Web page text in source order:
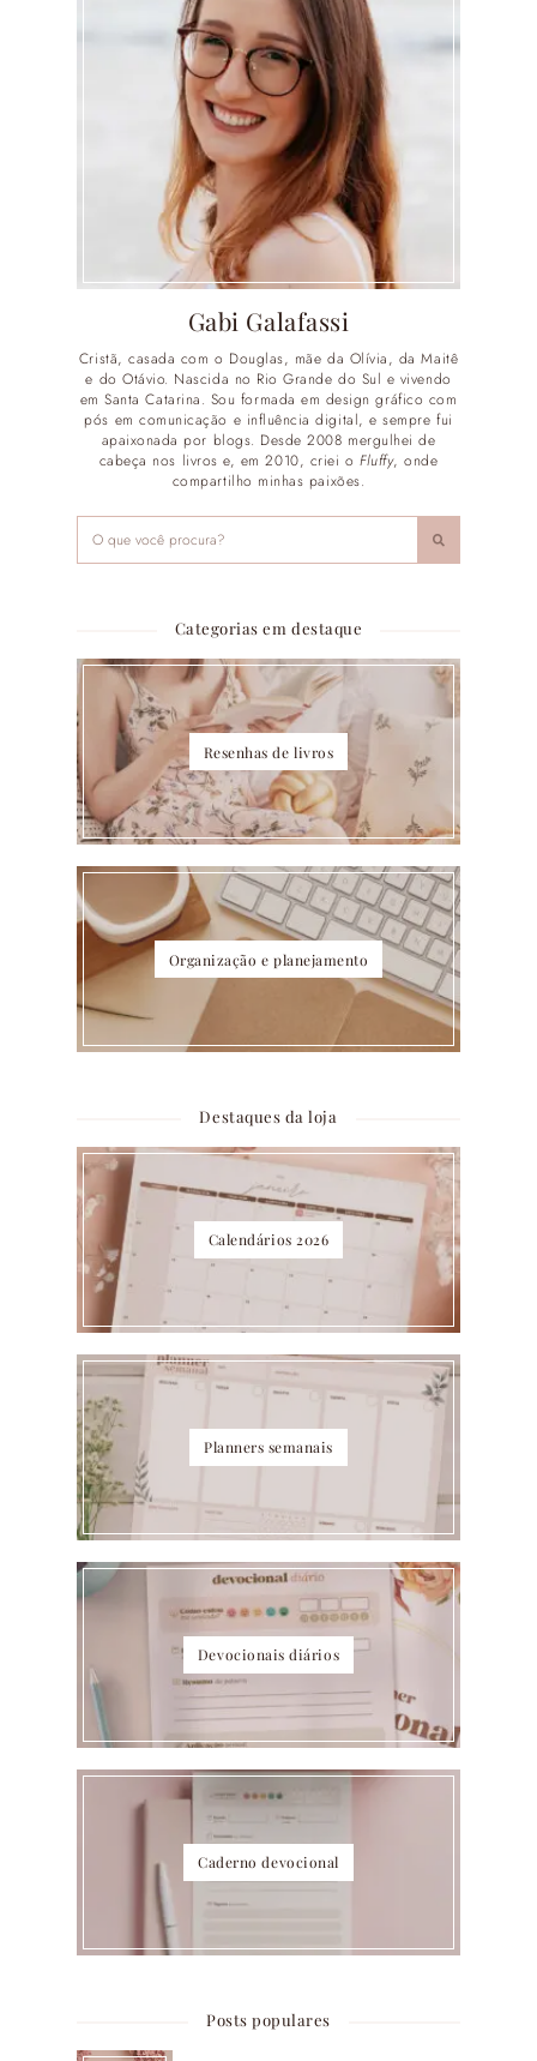
Gabi Galafassi
Cristã, casada com o Douglas, mãe da Olívia, da Maitê
e do Otávio. Nascida no Rio Grande do Sul e vivendo
em Santa Catarina. Sou formada em design gráfico com
pós em comunicação e influência digital, e sempre fui
apaixonada por blogs. Desde 2008 mergulhei de
cabeça nos livros e, em 2010, criei o Fluffy, onde
compartilho minhas paixões.
Categorias em destaque
Resenhas de livros
Organização e planejamento
Destaques da loja
Calendários 2026
Planners semanais
Devocionais diários
Caderno devocional
Posts populares